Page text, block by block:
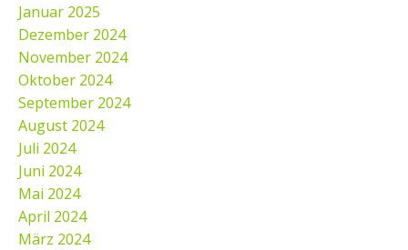
Januar 2025
Dezember 2024
November 2024
Oktober 2024
September 2024
August 2024
Juli 2024
Juni 2024
Mai 2024
April 2024
März 2024